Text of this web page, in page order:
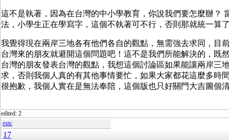
這不是執著，因為在台灣的中小學教育，你說我們要怎麼辦？
法，小學生正在學寫字，這個不執著可不行，否則那就統一算
我覺得現在兩岸三地各有他們各自的觀點，無需強去求同，目
台灣來的朋友就避開這個問題吧！這不是我們所能解決的，既
台灣的朋友發表台灣的觀點，我想這個討論區如果能讓兩岸三
求，否則我個人真的有其他事情要忙，如果大家都花這麼多時
很抱歉，我個人實在是無法奉陪，這個版也只好關門大吉圖個
edited: 2
extc
17